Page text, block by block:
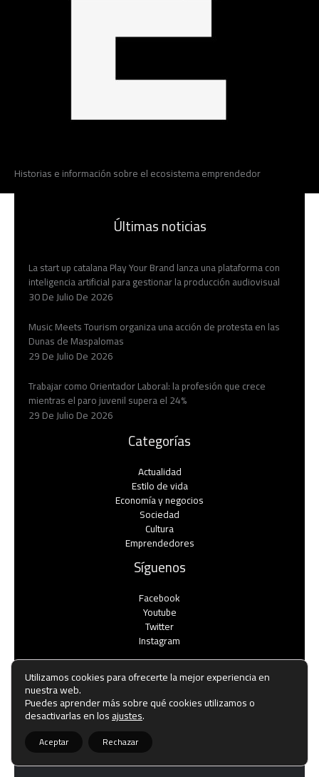
Historias e información sobre el ecosistema emprendedor
Últimas noticias
La start up catalana Play Your Brand lanza una plataforma con
inteligencia artificial para gestionar la producción audiovisual
30 De Julio De 2026
Music Meets Tourism organiza una acción de protesta en las
Dunas de Maspalomas
29 De Julio De 2026
Trabajar como Orientador Laboral: la profesión que crece
mientras el paro juvenil supera el 24%
29 De Julio De 2026
Categorías
Actualidad
Estilo de vida
Economía y negocios​
Sociedad
Cultura
Emprendedores
Síguenos
Facebook
Youtube
Twitter
Instagram
Copyright © Todos los derechos reservados -
noticiasemprendedores.es
Política de privacidad
Utilizamos cookies para ofrecerte la mejor experiencia en
nuestra web.
Puedes aprender más sobre qué cookies utilizamos o
desactivarlas en losajustes.
Aceptar Rechazar